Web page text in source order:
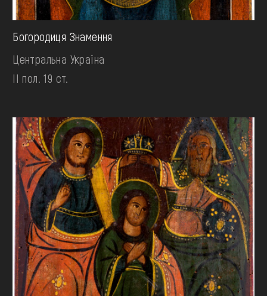
Богородиця Знамення
Центральна Україна
II пол. 19 ст.